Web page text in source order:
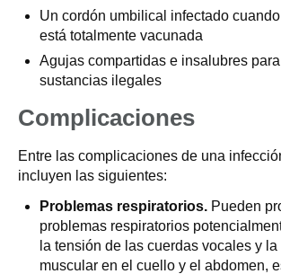
Un cordón umbilical infectado
está totalmente vacunada
Agujas compartidas e insalubres
sustancias ilegales
Complicaciones
Entre las complicaciones de una
incluyen las siguientes:
Problemas respiratorios. Pueden
problemas respiratorios
la tensión de las cuerdas vocales y la
muscular en el cuello y el abdomen,